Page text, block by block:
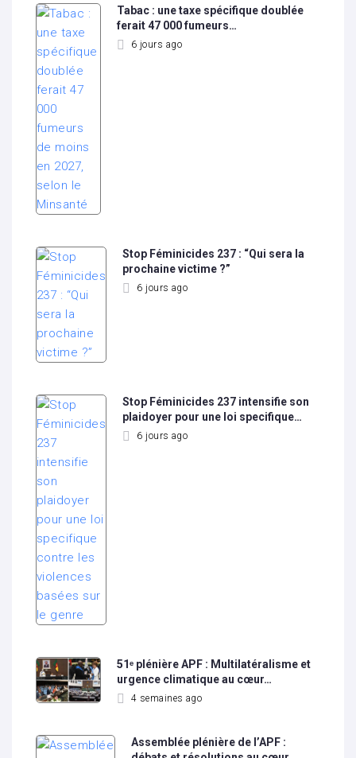
Tabac : une taxe spécifique doublée
ferait 47 000 fumeurs…
6 jours ago
Stop Féminicides 237 : “Qui sera la
prochaine victime ?”
6 jours ago
Stop Féminicides 237 intensifie son
plaidoyer pour une loi specifique…
6 jours ago
51ᵉ plénière APF : Multilatéralisme et
urgence climatique au cœur…
4 semaines ago
Assemblée plénière de l’APF :